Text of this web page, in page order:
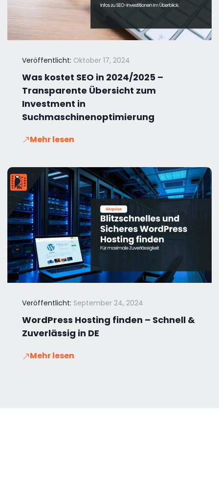
Veröffentlicht: Oktober 17, 2024
Was kostet SEO in 2024/2025 –
Transparente Übersicht zum
Investment in
Suchmaschinenoptimierung
Mehr lesen
Veröffentlicht: September 24, 2024
WordPress Hosting finden – Schnell &
Zuverlässig in DE
Mehr lesen